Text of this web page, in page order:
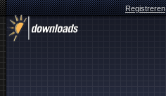
Registreren